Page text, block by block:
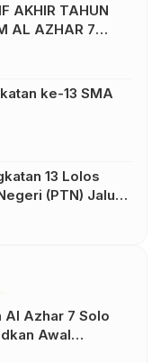
AKHIR TAHUN
AL AZHAR 7
2026
ke-13 SMA
13 Lolos
(PTN) Jalur
Al Azhar 7 Solo
Awal